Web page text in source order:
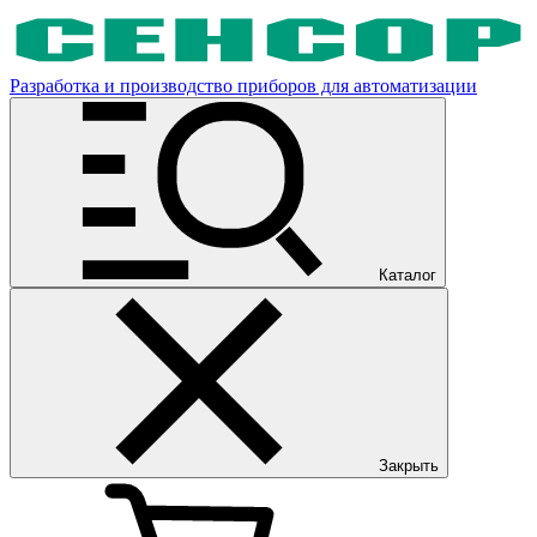
Разработка и производство приборов для автоматизации
Каталог
Закрыть